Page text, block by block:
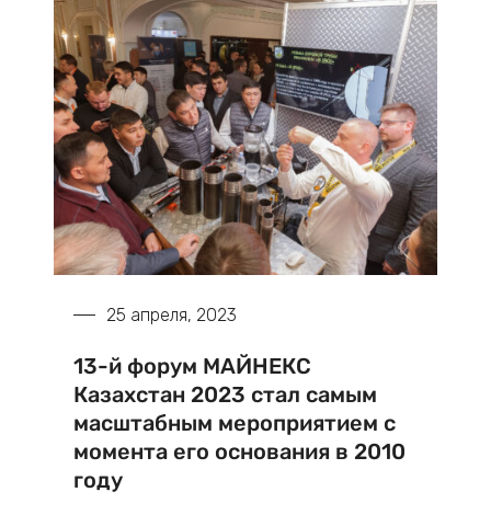
25 апреля, 2023
13-й форум МАЙНЕКС
Казахстан 2023 стал самым
масштабным мероприятием с
момента его основания в 2010
году